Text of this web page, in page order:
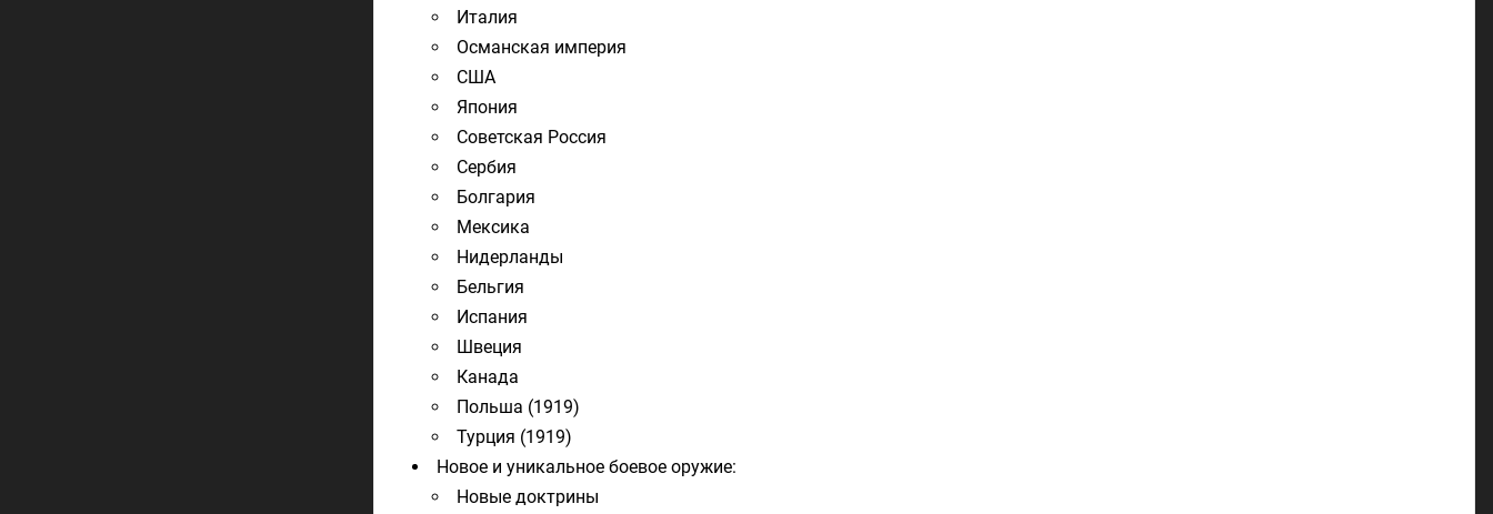
Италия
Османская империя
США
Япония
Советская Россия
Сербия
Болгария
Мексика
Нидерланды
Бельгия
Испания
Швеция
Канада
Польша (1919)
Турция (1919)
Новое и уникальное боевое оружие:
Новые доктрины